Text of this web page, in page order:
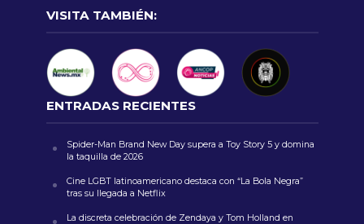
VISITA TAMBIÉN:
ENTRADAS RECIENTES
Spider-Man Brand New Day supera a Toy Story 5 y domina
la taquilla de 2026
Cine LGBT latinoamericano destaca con “La Bola Negra”
tras su llegada a Netflix
La discreta celebración de Zendaya y Tom Holland en